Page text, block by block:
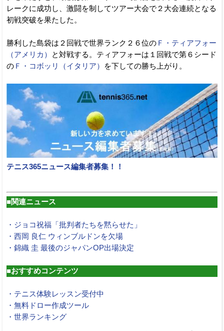
レークに成功し、激闘を制してツアー大会で２大会連続となる
初戦突破を果たした。
勝利した島袋は２回戦で世界ランク２６位の Ｆ・ティアフォー
（アメリカ）
と対戦する。ティアフォーは１回戦で第６シード
の Ｆ・コボッリ（イタリア） を下しての勝ち上がり。
テニス365ニュース編集者募集！！
■関連ニュース
・ジョコ祝福「批判者たちを黙らせた」
・西岡 良仁 ウィンブルドンを欠場
・錦織 圭 最後のジャパンOP出場決定
■おすすめコンテンツ
・テニス体験レッスン受付中
・無料ドロー作成ツール
・世界ランキング